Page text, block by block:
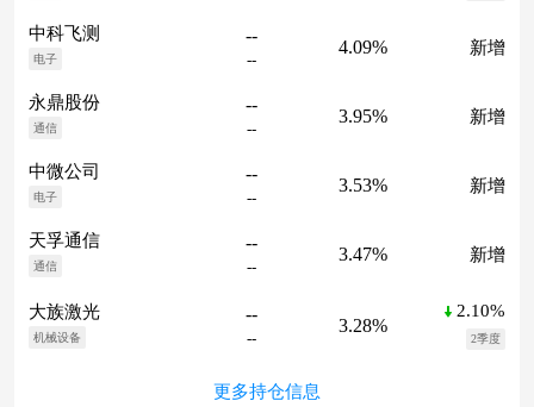
中科飞测
电子
--
--
4.09% 新增
永鼎股份
通信
--
--
3.95% 新增
中微公司
电子
--
--
3.53% 新增
天孚通信
通信
--
--
3.47% 新增
大族激光
机械设备
--
--
3.28%
2.10%
2季度
更多持仓信息